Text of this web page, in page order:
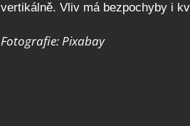
vertikálně. Vliv má bezpochyby i
Fotografie: Pixabay